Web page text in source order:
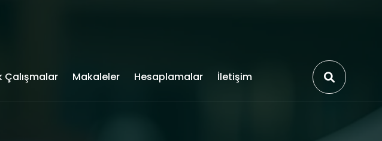
Çalışmalar Makaleler Hesaplamalar İletişim